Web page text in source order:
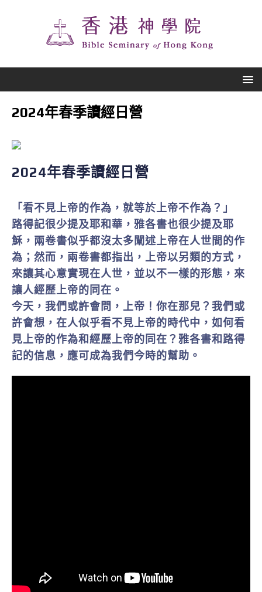
2024年春季讀經日營
2024年春季讀經日營
「看不見上帝的作為，就等於上帝不作為？」
路得記很少提及耶和華，雅各書也很少提及耶
穌，兩卷書似乎都沒太多闡述上帝在人世間的作
為；然而，兩卷書都指出，上帝以另類的方式，
來讓其心意實現在人世，並以不一樣的形態，來
讓人經歷上帝的同在。
今天，我們或許會問，上帝！你在那兒？我們或
許會想，在人似乎看不見上帝的時代中，如何看
見上帝的作為和經歷上帝的同在？雅各書和路得
記的信息，應可成為我們今時的幫助。